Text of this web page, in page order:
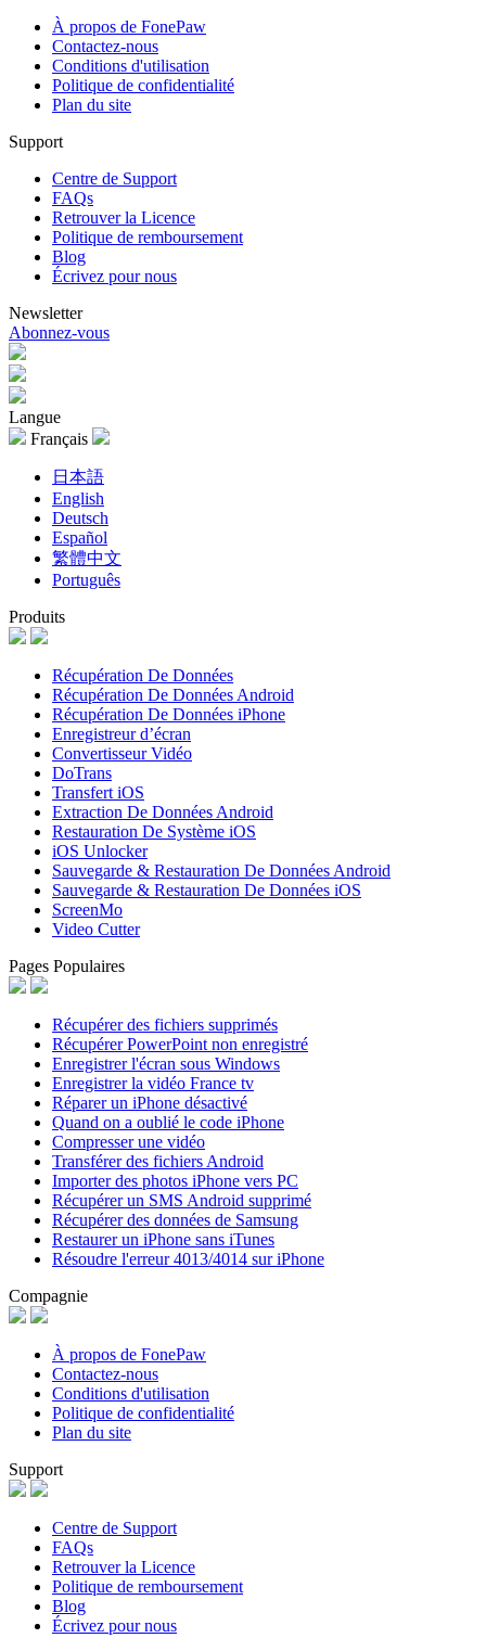
À propos de FonePaw
Contactez-nous
Conditions d'utilisation
Politique de confidentialité
Plan du site
Support
Centre de Support
FAQs
Retrouver la Licence
Politique de remboursement
Blog
Écrivez pour nous
Newsletter
Abonnez-vous
Langue
Français
日本語
English
Deutsch
Español
繁體中文
Português
Produits
Récupération De Données
Récupération De Données Android
Récupération De Données iPhone
Enregistreur d’écran
Convertisseur Vidéo
DoTrans
Transfert iOS
Extraction De Données Android
Restauration De Système iOS
iOS Unlocker
Sauvegarde & Restauration De Données Android
Sauvegarde & Restauration De Données iOS
ScreenMo
Video Cutter
Pages Populaires
Récupérer des fichiers supprimés
Récupérer PowerPoint non enregistré
Enregistrer l'écran sous Windows
Enregistrer la vidéo France tv
Réparer un iPhone désactivé
Quand on a oublié le code iPhone
Compresser une vidéo
Transférer des fichiers Android
Importer des photos iPhone vers PC
Récupérer un SMS Android supprimé
Récupérer des données de Samsung
Restaurer un iPhone sans iTunes
Résoudre l'erreur 4013/4014 sur iPhone
Compagnie
À propos de FonePaw
Contactez-nous
Conditions d'utilisation
Politique de confidentialité
Plan du site
Support
Centre de Support
FAQs
Retrouver la Licence
Politique de remboursement
Blog
Écrivez pour nous